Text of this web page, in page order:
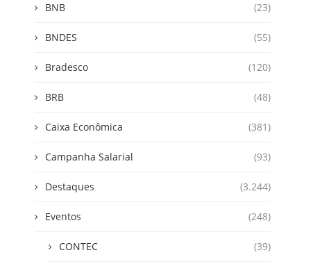
BNB (23)
BNDES (55)
Bradesco (120)
BRB (48)
Caixa Econômica (381)
Campanha Salarial (93)
Destaques (3.244)
Eventos (248)
CONTEC (39)